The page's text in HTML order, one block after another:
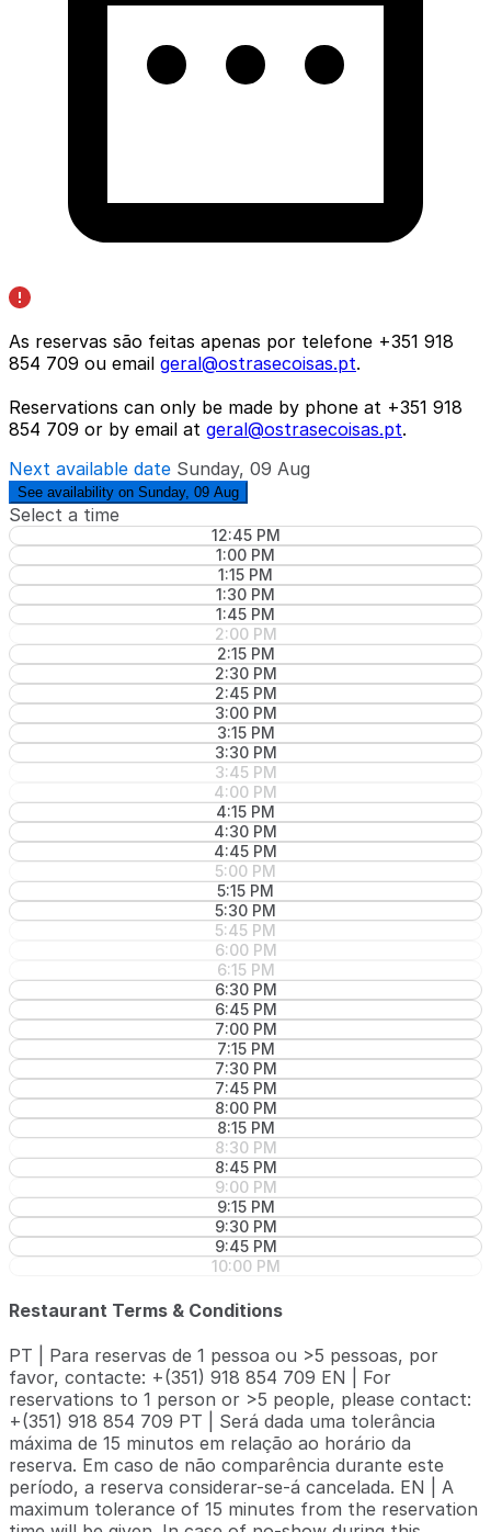
As reservas são feitas apenas por telefone +351 918
854 709 ou email geral@ostrasecoisas.pt.
Reservations can only be made by phone at +351 918
854 709 or by email at geral@ostrasecoisas.pt.
Next available date Sunday, 09 Aug
See availability on Sunday, 09 Aug
Select a time
12:45 PM
1:00 PM
1:15 PM
1:30 PM
1:45 PM
2:00 PM
2:15 PM
2:30 PM
2:45 PM
3:00 PM
3:15 PM
3:30 PM
3:45 PM
4:00 PM
4:15 PM
4:30 PM
4:45 PM
5:00 PM
5:15 PM
5:30 PM
5:45 PM
6:00 PM
6:15 PM
6:30 PM
6:45 PM
7:00 PM
7:15 PM
7:30 PM
7:45 PM
8:00 PM
8:15 PM
8:30 PM
8:45 PM
9:00 PM
9:15 PM
9:30 PM
9:45 PM
10:00 PM
Restaurant Terms & Conditions
PT | Para reservas de 1 pessoa ou >5 pessoas, por
favor, contacte: +(351) 918 854 709 EN | For
reservations to 1 person or >5 people, please contact:
+(351) 918 854 709 PT | Será dada uma tolerância
máxima de 15 minutos em relação ao horário da
reserva. Em caso de não comparência durante este
período, a reserva considerar-se-á cancelada. EN | A
maximum tolerance of 15 minutes from the reservation